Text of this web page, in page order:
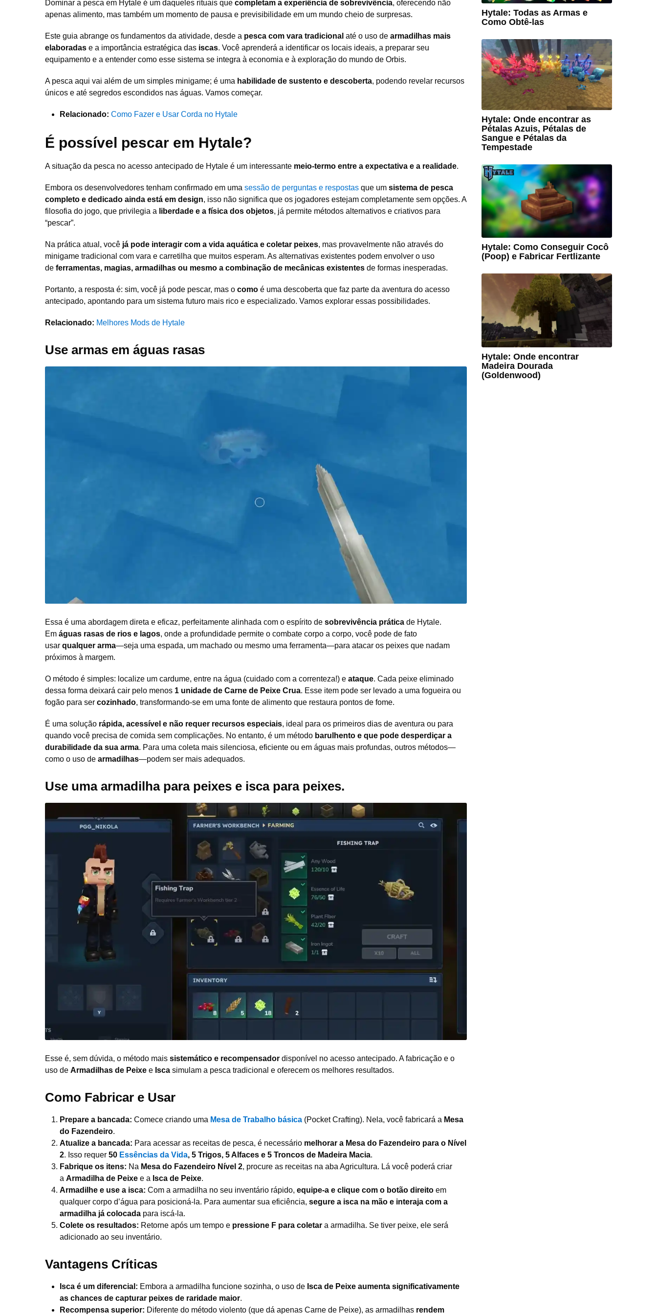
Dominar a pesca em Hytale é um daqueles rituais que completam a experiência de sobrevivência, oferecendo não
apenas alimento, mas também um momento de pausa e previsibilidade em um mundo cheio de surpresas.
Este guia abrange os fundamentos da atividade, desde a pesca com vara tradicional até o uso de armadilhas mais
elaboradas e a importância estratégica das iscas. Você aprenderá a identificar os locais ideais, a preparar seu
equipamento e a entender como esse sistema se integra à economia e à exploração do mundo de Orbis.
A pesca aqui vai além de um simples minigame; é uma habilidade de sustento e descoberta, podendo revelar recursos
únicos e até segredos escondidos nas águas. Vamos começar.
Relacionado: Como Fazer e Usar Corda no Hytale
É possível pescar em Hytale?
A situação da pesca no acesso antecipado de Hytale é um interessante meio-termo entre a expectativa e a realidade.
Embora os desenvolvedores tenham confirmado em uma sessão de perguntas e respostas que um sistema de pesca
completo e dedicado ainda está em design, isso não significa que os jogadores estejam completamente sem opções. A
filosofia do jogo, que privilegia a liberdade e a física dos objetos, já permite métodos alternativos e criativos para
“pescar”.
Na prática atual, você já pode interagir com a vida aquática e coletar peixes, mas provavelmente não através do
minigame tradicional com vara e carretilha que muitos esperam. As alternativas existentes podem envolver o uso
de ferramentas, magias, armadilhas ou mesmo a combinação de mecânicas existentes de formas inesperadas.
Portanto, a resposta é: sim, você já pode pescar, mas o como é uma descoberta que faz parte da aventura do acesso
antecipado, apontando para um sistema futuro mais rico e especializado. Vamos explorar essas possibilidades.
Relacionado: Melhores Mods de Hytale
Use armas em águas rasas
Essa é uma abordagem direta e eficaz, perfeitamente alinhada com o espírito de sobrevivência prática de Hytale.
Em águas rasas de rios e lagos, onde a profundidade permite o combate corpo a corpo, você pode de fato
usar qualquer arma—seja uma espada, um machado ou mesmo uma ferramenta—para atacar os peixes que nadam
próximos à margem.
O método é simples: localize um cardume, entre na água (cuidado com a correnteza!) e ataque. Cada peixe eliminado
dessa forma deixará cair pelo menos 1 unidade de Carne de Peixe Crua. Esse item pode ser levado a uma fogueira ou
fogão para ser cozinhado, transformando-se em uma fonte de alimento que restaura pontos de fome.
É uma solução rápida, acessível e não requer recursos especiais, ideal para os primeiros dias de aventura ou para
quando você precisa de comida sem complicações. No entanto, é um método barulhento e que pode desperdiçar a
durabilidade da sua arma. Para uma coleta mais silenciosa, eficiente ou em águas mais profundas, outros métodos—
como o uso de armadilhas—podem ser mais adequados.
Use uma armadilha para peixes e isca para peixes.
Esse é, sem dúvida, o método mais sistemático e recompensador disponível no acesso antecipado. A fabricação e o
uso de Armadilhas de Peixe e Isca simulam a pesca tradicional e oferecem os melhores resultados.
Como Fabricar e Usar
Prepare a bancada: Comece criando uma Mesa de Trabalho básica (Pocket Crafting). Nela, você fabricará a Mesa
do Fazendeiro.
Atualize a bancada: Para acessar as receitas de pesca, é necessário melhorar a Mesa do Fazendeiro para o Nível
2. Isso requer 50 Essências da Vida, 5 Trigos, 5 Alfaces e 5 Troncos de Madeira Macia.
Fabrique os itens: Na Mesa do Fazendeiro Nível 2, procure as receitas na aba Agricultura. Lá você poderá criar
a Armadilha de Peixe e a Isca de Peixe.
Armadilhe e use a isca: Com a armadilha no seu inventário rápido, equipe-a e clique com o botão direito em
qualquer corpo d’água para posicioná-la. Para aumentar sua eficiência, segure a isca na mão e interaja com a
armadilha já colocada para iscá-la.
Colete os resultados: Retorne após um tempo e pressione F para coletar a armadilha. Se tiver peixe, ele será
adicionado ao seu inventário.
Vantagens Críticas
Isca é um diferencial: Embora a armadilha funcione sozinha, o uso de Isca de Peixe aumenta significativamente
as chances de capturar peixes de raridade maior.
Recompensa superior: Diferente do método violento (que dá apenas Carne de Peixe), as armadilhas rendem
Hytale: Todas as Armas e
Como Obtê-las
Hytale: Onde encontrar as
Pétalas Azuis, Pétalas de
Sangue e Pétalas da
Tempestade
Hytale: Como Conseguir Cocô
(Poop) e Fabricar Fertlizante
Hytale: Onde encontrar
Madeira Dourada
(Goldenwood)